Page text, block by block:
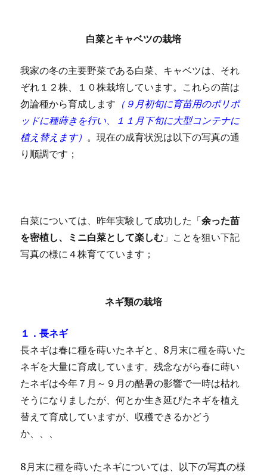
白菜とキャベツの栽培
我家の冬の主要野菜である白菜、キャベツは、それ
ぞれ１２株、１０株栽培しています。これらの苗は
勿論種から育成します （９月初旬に育苗用のポリポ
ッドに種蒔きを行い、１１月下旬に大型コンテナに
植え替えます） 。現在の成育状況は以下の写真の通
り順調です；
白菜については、昨年実験して成功した「余った苗
を密植し、ミニ白菜として楽しむ 」ことを狙い下記
写真の様に４株育てています；
ネギ類の栽培
１．長ネギ
長ネギは春に種を蒔いたネギと、8月末に種を蒔いた
ネギを大量に育成しています。残念ながら春に蒔い
たネギは今年７月～９月の酷暑の影響で一時は枯れ
そうになりましたが、何とか生き延びたネギを植え
替えて育成していますが、収穫できるかどう
か、、、
8月末に種を蒔いたネギについては、以下の写真の様